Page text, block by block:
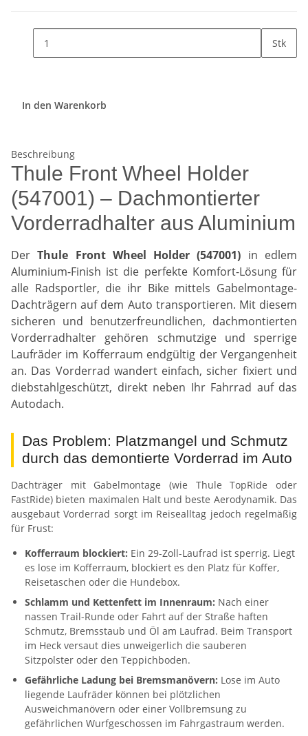
Stk
In den Warenkorb
Beschreibung
Thule Front Wheel Holder
(547001) – Dachmontierter
Vorderradhalter aus Aluminium
DerThule Front Wheel Holder (547001) in edlem
Aluminium-Finish ist die perfekte Komfort-Lösung für
alle Radsportler, die ihr Bike mittels Gabelmontage-
Dachträgern auf dem Auto transportieren. Mit diesem
sicheren und benutzerfreundlichen, dachmontierten
Vorderradhalter gehören schmutzige und sperrige
Laufräder im Kofferraum endgültig der Vergangenheit
an. Das Vorderrad wandert einfach, sicher fixiert und
diebstahlgeschützt, direkt neben Ihr Fahrrad auf das
Autodach.
Das Problem: Platzmangel und Schmutz
durch das demontierte Vorderrad im Auto
Dachträger mit Gabelmontage (wie Thule TopRide oder
FastRide) bieten maximalen Halt und beste Aerodynamik. Das
ausgebaut Vorderrad sorgt im Reisealltag jedoch regelmäßig
für Frust:
Kofferraum blockiert: Ein 29-Zoll-Laufrad ist sperrig. Liegt
es lose im Kofferraum, blockiert es den Platz für Koffer,
Reisetaschen oder die Hundebox.
Schlamm und Kettenfett im Innenraum: Nach einer
nassen Trail-Runde oder Fahrt auf der Straße haften
Schmutz, Bremsstaub und Öl am Laufrad. Beim Transport
im Heck versaut dies unweigerlich die sauberen
Sitzpolster oder den Teppichboden.
Gefährliche Ladung bei Bremsmanövern: Lose im Auto
liegende Laufräder können bei plötzlichen
Ausweichmanövern oder einer Vollbremsung zu
gefährlichen Wurfgeschossen im Fahrgastraum werden.